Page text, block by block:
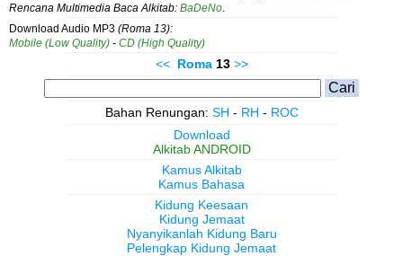
Rencana Multimedia Baca Alkitab: BaDeNo
Download Audio MP3 (Roma 13):
Mobile (Low Quality) - CD (High Quality)
<< Roma13 >>
Bahan Renungan: SH - RH - ROC
Download
Alkitab ANDROID
Kamus Alkitab
Kamus Bahasa
Kidung Keesaan
Kidung Jemaat
Nyanyikanlah Kidung Baru
Pelengkap Kidung Jemaat